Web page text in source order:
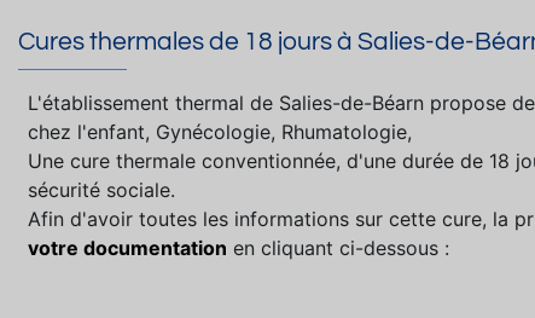
Cures thermales de 18 jours à Salies-de-
L'établissement thermal de Salies-de-Béarn propose
chez l'enfant, Gynécologie, Rhumatologie,
Une cure thermale conventionnée, d'une durée de 18
sécurité sociale.
Afin d'avoir toutes les informations sur cette cure, la
votre documentation en cliquant ci-dessous :